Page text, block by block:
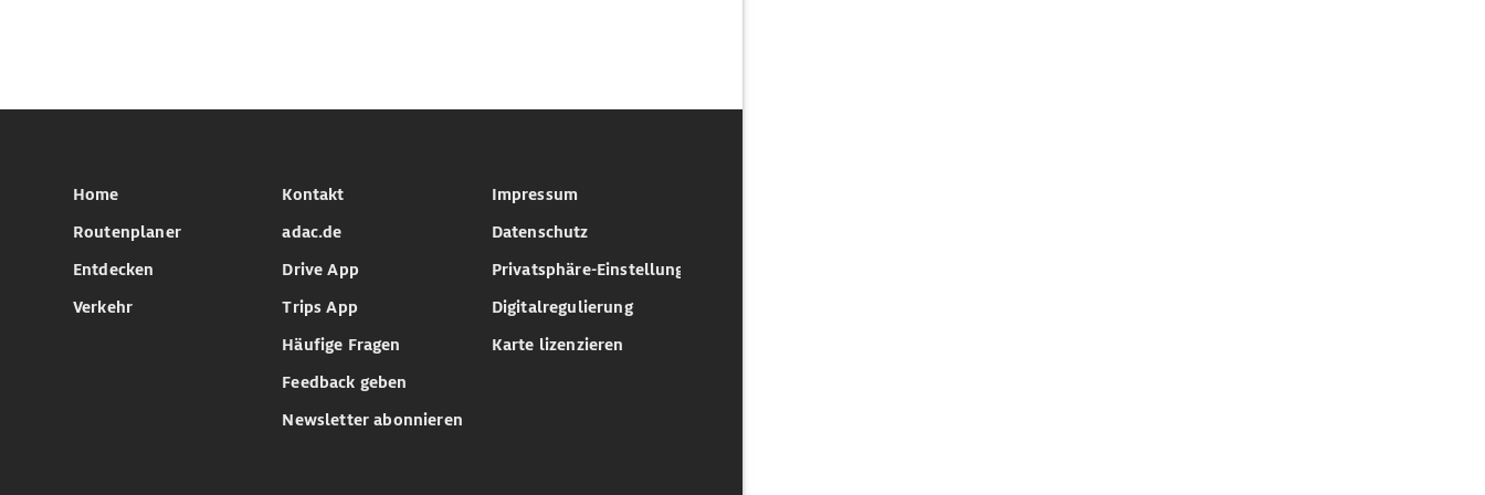
Home
Routenplaner
Entdecken
Verkehr
Kontakt
adac.de
Drive App
Trips App
Häufige Fragen
Feedback geben
Newsletter abonnieren
Impressum
Datenschutz
Privatsphäre-Einstellungen
Digitalregulierung
Karte lizenzieren